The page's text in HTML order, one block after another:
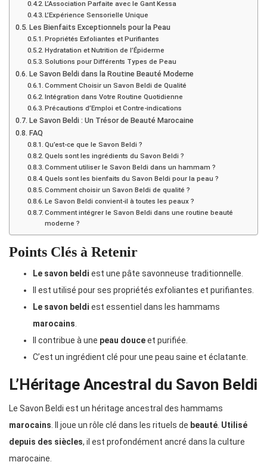
L’Association Parfaite avec le Gant Kessa
L’Expérience Sensorielle Unique
Les Bienfaits Exceptionnels pour la Peau
Propriétés Exfoliantes et Purifiantes
Hydratation et Nutrition de l’Épiderme
Solutions pour Différents Types de Peau
Le Savon Beldi dans la Routine Beauté Moderne
Comment Choisir un Savon Beldi de Qualité
Intégration dans Votre Routine Quotidienne
Précautions d’Emploi et Contre-indications
Le Savon Beldi : Un Trésor de Beauté Marocaine
FAQ
Qu’est-ce que le Savon Beldi ?
Quels sont les ingrédients du Savon Beldi ?
Comment utiliser le Savon Beldi dans un hammam ?
Quels sont les bienfaits du Savon Beldi pour la peau ?
Comment choisir un Savon Beldi de qualité ?
Le Savon Beldi convient-il à toutes les peaux ?
Comment intégrer le Savon Beldi dans une routine beauté
moderne ?
Points Clés à Retenir
Le savon beldi est une pâte savonneuse traditionnelle.
Il est utilisé pour ses propriétés exfoliantes et purifiantes.
Le savon beldi est essentiel dans les hammams
marocains.
Il contribue à une peau douceet purifiée.
C’est un ingrédient clé pour une peau saine et éclatante.
L’Héritage Ancestral du Savon Beldi
Le Savon Beldi est un héritage ancestral des hammams
marocains. Il joue un rôle clé dans les rituels de beauté. Utilisé
depuis des siècles, il est profondément ancré dans la culture
marocaine.